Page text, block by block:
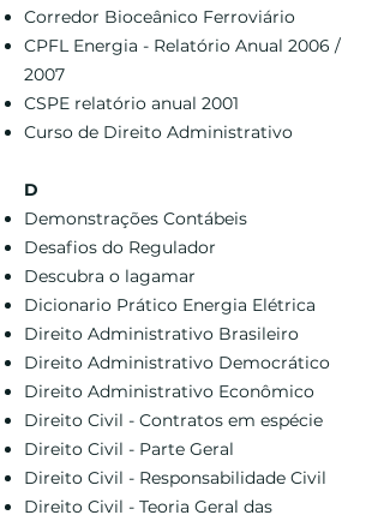
Corredor Bioceânico Ferroviário
CPFL Energia - Relatório Anual 2006 /
2007
CSPE relatório anual 2001
Curso de Direito Administrativo
D
Demonstrações Contábeis
Desafios do Regulador
Descubra o lagamar
Dicionario Prático Energia Elétrica
Direito Administrativo Brasileiro
Direito Administrativo Democrático
Direito Administrativo Econômico
Direito Civil - Contratos em espécie
Direito Civil - Parte Geral
Direito Civil - Responsabilidade Civil
Direito Civil - Teoria Geral das